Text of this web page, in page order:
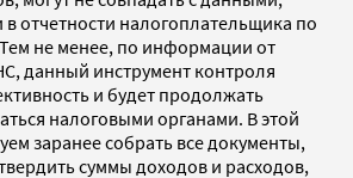
отчетности налогоплательщика по
не менее, по информации от
данный инструмент контроля
и будет продолжать
налоговыми органами. В этой
заранее собрать все документы,
суммы доходов и расходов,